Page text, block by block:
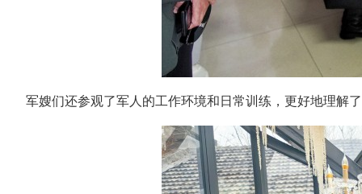
军嫂们还参观了军人的工作环境和日常训练，更好地理解